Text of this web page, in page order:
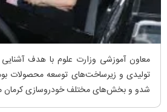
معاون آموزشی وزارت علوم با هدف آشنایی
تولیدی و زیرساخت‌های توسعه محصولات
شدو و بخش‌های مختلف خودروسازی کرمان